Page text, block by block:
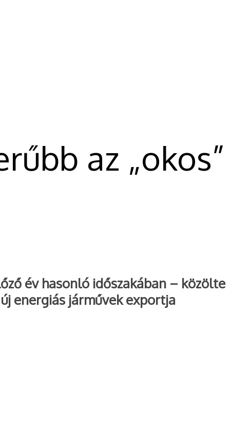
az „okos”
év hasonló időszakában – közölte
új energiás járművek exportja